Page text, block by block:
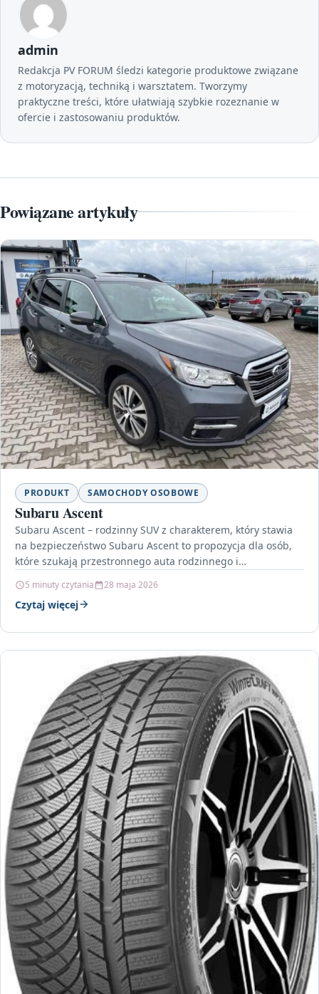
admin
Redakcja PV FORUM śledzi kategorie produktowe związane
z motoryzacją, techniką i warsztatem. Tworzymy
praktyczne treści, które ułatwiają szybkie rozeznanie w
ofercie i zastosowaniu produktów.
Powiązane artykuły
PRODUKT SAMOCHODY OSOBOWE
Subaru Ascent
Subaru Ascent – rodzinny SUV z charakterem, który stawia
na bezpieczeństwo Subaru Ascent to propozycja dla osób,
które szukają przestronnego auta rodzinnego i
5 minuty czytania 28 maja 2026
Czytaj więcej